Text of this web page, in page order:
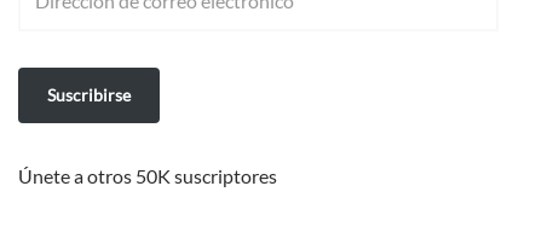
Suscribirse
Únete a otros 50K suscriptores